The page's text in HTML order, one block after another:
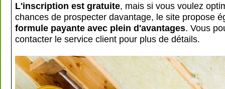
L'inscription est gratuite, mais si vous voulez
chances de prospecter davantage, le site propose
formule payante avec plein d'avantages. Vous
contacter le service client pour plus de détails.